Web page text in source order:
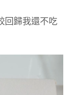
回歸我還不吃